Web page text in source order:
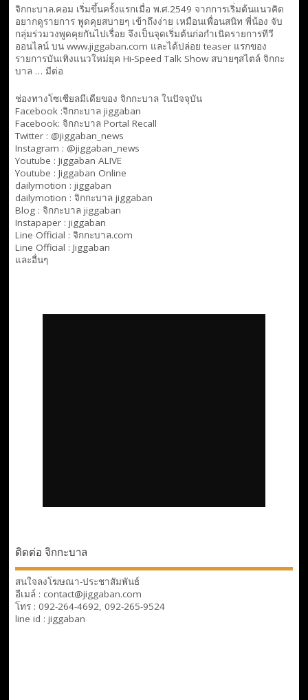
จิกกะบาล.คอม เริ่มขึ้นครั้งแรกเมื่อ พ.ศ.2549 จากการเริ่มต้นแนวคิด
อยากดูรายการ พูดคุยสบายๆ เข้าถึงง่าย เหมือนเพื่อนสนิท พี่น้อง จับ
กลุ่มร่วมวงพูดคุยกันไปเรื่อย จึงเป็นจุดเริ่มต้นก่อกำเนิดรายการทีวี
ออนไลน์ บน www.jiggaban.com และได้ปล่อย teaser แรกของ
รายการบันเทิงแนวใหม่ยุค Hi-Speed Talk Show สบายๆสไตล์ จิกกะ
บาล … มีต่อ
ช่องทางโซเซียลมีเดียของ จิกกะบาล ในปัจจุบัน
Facebook :จิกกะบาล jiggaban
Facebook: จิกกะบาล Portal Recall
Twitter : @jiggaban_news
Instagram : @jiggaban_news
Youtube : Jiggaban ALIVE
Youtube : Jiggaban Online
dailymotion : jiggaban
dailymotion : จิกกะบาล jiggaban
Blog : จิกกะบาล jiggaban
Instapaper : jiggaban
Line Official : จิกกะบาล.com
Line Official : Jiggaban
และอื่นๆ
ติดต่อ จิกกะบาล
สนใจลงโฆษณา-ประชาสัมพันธ์
อีเมล์ : contact@jiggaban.com
โทร : 092-264-4692, 092-265-9524
line id : jiggaban